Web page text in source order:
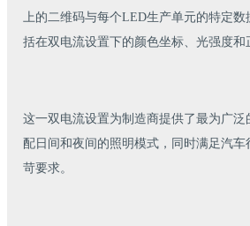
上的二维码与每个LED生产单元的特定
括在双电流设置下的颜色坐标、光强度和
这一双电流设置为制造商提供了最为广
配日间和夜间的照明模式，同时满足汽
苛要求。